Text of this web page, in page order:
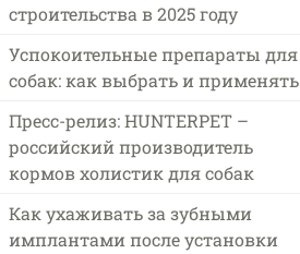
строительства в 2025 году
Успокоительные препараты для
собак: как выбрать и применять
Пресс-релиз: HUNTERPET –
российский производитель
кормов холистик для собак
Как ухаживать за зубными
имплантами после установки